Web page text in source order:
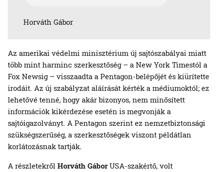
Horváth Gábor
Az amerikai védelmi minisztérium új sajtószabályai miatt
több mint harminc szerkesztőség – a New York Timestól a
Fox Newsig – visszaadta a Pentagon-belépőjét és kiürítette
irodáit. Az új szabályzat aláírását kérték a médiumoktól; ez
lehetővé tenné, hogy akár bizonyos, nem minősített
információk kikérdezése esetén is megvonják a
sajtóigazolványt. A Pentagon szerint ez nemzetbiztonsági
szükségszerűség, a szerkesztőségek viszont példátlan
korlátozásnak tartják.
A részletekről Horváth GáborUSA-szakértő, volt